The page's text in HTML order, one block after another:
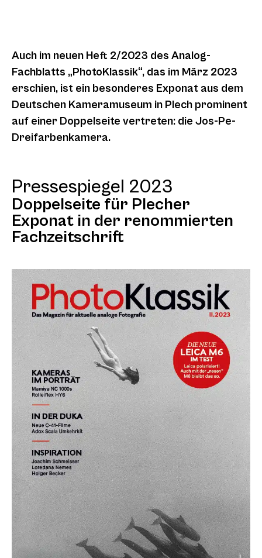
Auch im neuen Heft 2/2023 des Analog-
Fachblatts „PhotoKlassik“, das im März 2023
erschien, ist ein besonderes Exponat aus dem
Deutschen Kameramuseum in Plech prominent
auf einer Doppelseite vertreten: die Jos-Pe-
Dreifarbenkamera.
Pressespiegel 2023
Doppelseite für Plecher
Exponat in der renommierten
Fachzeitschrift